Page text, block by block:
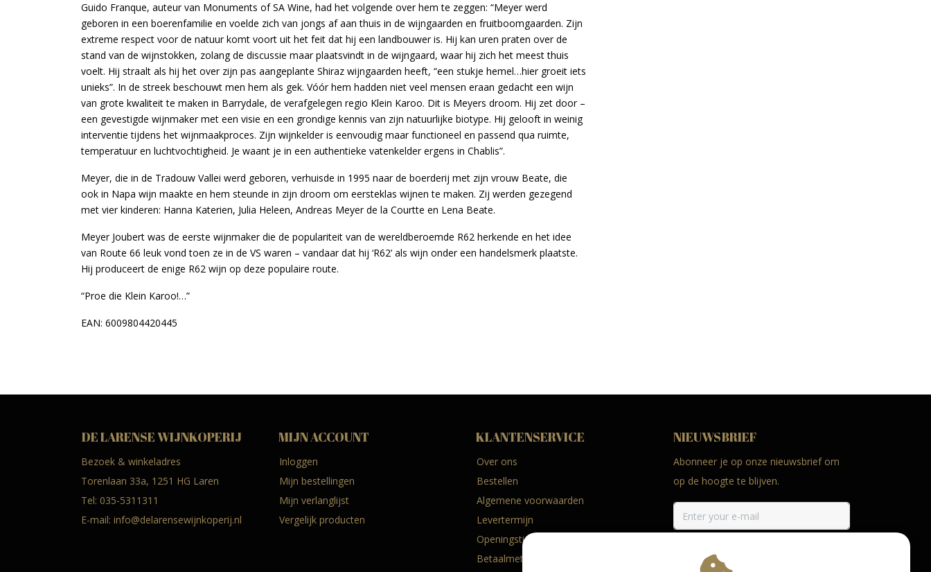
Guido Franque, auteur van Monuments of SA Wine, had het volgende over hem te zeggen: “Meyer werd
geboren in een boerenfamilie en voelde zich van jongs af aan thuis in de wijngaarden en fruitboomgaarden. Zijn
extreme respect voor de natuur komt voort uit het feit dat hij een landbouwer is. Hij kan uren praten over de
stand van de wijnstokken, zolang de discussie maar plaatsvindt in de wijngaard, waar hij zich het meest thuis
voelt. Hij straalt als hij het over zijn pas aangeplante Shiraz wijngaarden heeft, “een stukje hemel…hier groeit iets
unieks”. In de streek beschouwt men hem als gek. Vóór hem hadden niet veel mensen eraan gedacht een wijn
van grote kwaliteit te maken in Barrydale, de verafgelegen regio Klein Karoo. Dit is Meyers droom. Hij zet door –
een gevestigde wijnmaker met een visie en een grondige kennis van zijn natuurlijke biotype. Hij gelooft in weinig
interventie tijdens het wijnmaakproces. Zijn wijnkelder is eenvoudig maar functioneel en passend qua ruimte,
temperatuur en luchtvochtigheid. Je waant je in een authentieke vatenkelder ergens in Chablis”.
Meyer, die in de Tradouw Vallei werd geboren, verhuisde in 1995 naar de boerderij met zijn vrouw Beate, die
ook in Napa wijn maakte en hem steunde in zijn droom om eersteklas wijnen te maken. Zij werden gezegend
met vier kinderen: Hanna Katerien, Julia Heleen, Andreas Meyer de la Courtte en Lena Beate.
Meyer Joubert was de eerste wijnmaker die de populariteit van de wereldberoemde R62 herkende en het idee
van Route 66 leuk vond toen ze in de VS waren – vandaar dat hij ‘R62’ als wijn onder een handelsmerk plaatste.
Hij produceert de enige R62 wijn op deze populaire route.
“Proe die Klein Karoo!…”
EAN: 6009804420445
DE LARENSE WIJNKOPERIJ
Bezoek & winkeladres
Torenlaan 33a, 1251 HG Laren
Tel: 035-5311311
E-mail: info@delarensewijnkoperij.nl
MIJN ACCOUNT
Inloggen
Mijn bestellingen
Mijn verlanglijst
Vergelijk producten
KLANTENSERVICE
Over ons
Bestellen
Algemene voorwaarden
Levertermijn
Openingstijden
Betaalmethoden
NIEUWSBRIEF
Abonneer je op onze nieuwsbrief om
op de hoogte te blijven.
ABONNEER